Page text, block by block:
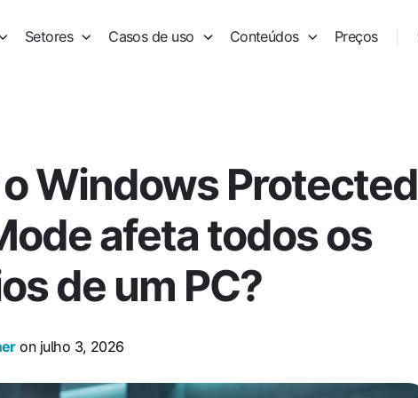
Setores Casos de uso Conteúdos Preços
Windows Protected
afeta todos os
de um PC?
on julho 3, 2026